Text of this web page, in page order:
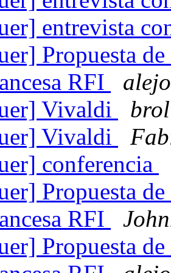
entrevista
Propuesta
RFI
alejo
Vivaldi
Vivaldi
conferencia
Propuesta
RFI
Propuesta